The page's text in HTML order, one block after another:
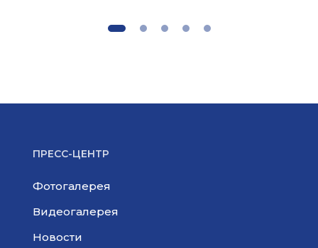
ПРЕСС-ЦЕНТР
Фотогалерея
Видеогалерея
Новости